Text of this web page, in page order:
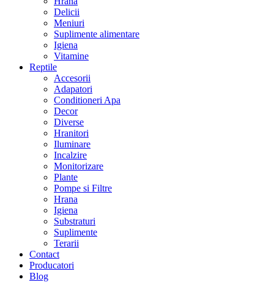
Delicii
Meniuri
Suplimente alimentare
Igiena
Vitamine
Reptile
Accesorii
Adapatori
Conditioneri Apa
Decor
Diverse
Hranitori
Iluminare
Incalzire
Monitorizare
Plante
Pompe si Filtre
Hrana
Igiena
Substraturi
Suplimente
Terarii
Contact
Producatori
Blog